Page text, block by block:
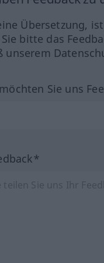
Übersetzung,
bitte das
unserem
Sie uns